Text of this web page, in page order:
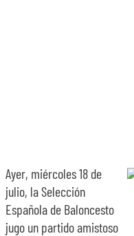
Ayer, miércoles 18 de
julio, la Selección
Española de Baloncesto
jugo un partido amistoso